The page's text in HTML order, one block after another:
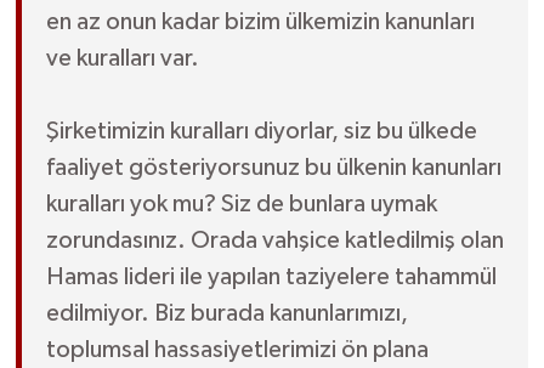
en az onun kadar bizim ülkemizin kanunları
ve kuralları var.
Şirketimizin kuralları diyorlar, siz bu ülkede
faaliyet gösteriyorsunuz bu ülkenin kanunları
kuralları yok mu? Siz de bunlara uymak
zorundasınız. Orada vahşice katledilmiş olan
Hamas lideri ile yapılan taziyelere tahammül
edilmiyor. Biz burada kanunlarımızı,
toplumsal hassasiyetlerimizi ön plana